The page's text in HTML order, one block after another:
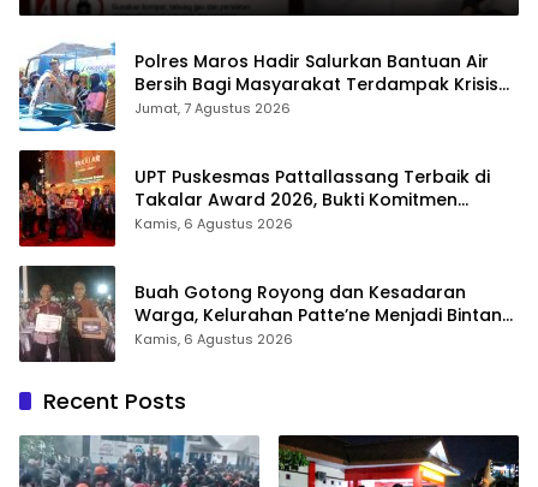
Polres Maros Hadir Salurkan Bantuan Air
Bersih Bagi Masyarakat Terdampak Krisis
Air Bersih Di Maros
Jumat, 7 Agustus 2026
UPT Puskesmas Pattallassang Terbaik di
Takalar Award 2026, Bukti Komitmen
Hadirkan Pelayanan Kesehatan Berkualitas
Kamis, 6 Agustus 2026
Buah Gotong Royong dan Kesadaran
Warga, Kelurahan Patte’ne Menjadi Bintang
Takalar Award 2026
Kamis, 6 Agustus 2026
Recent Posts